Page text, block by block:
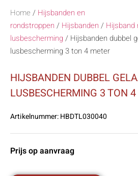
Home / Hijsbanden en
rondstroppen / Hijsbanden / Hijsband
lusbescherming / Hijsbanden dubbel
lusbescherming 3 ton 4 meter
HIJSBANDEN DUBBEL
LUSBESCHERMING 3 TON
Artikelnummer:HBDTL030040
Prijs op aanvraag